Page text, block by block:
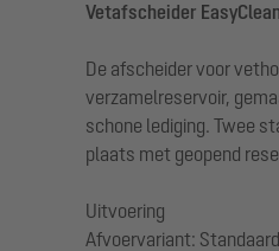
Vetafscheider
De afscheider voor
verzamelreservoir,
schone lediging. Twee
plaats met geopend
Uitvoering
Afvoervariant: Standaard